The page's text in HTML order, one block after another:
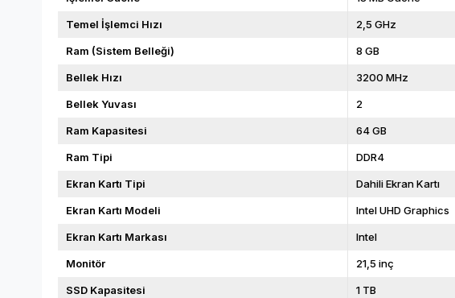
Temel İşlemci Hızı 2,5 GHz
Ram (Sistem Belleği) 8 GB
Bellek Hızı 3200 MHz
Bellek Yuvası 2
Ram Kapasitesi 64 GB
Ram Tipi DDR4
Ekran Kartı Tipi Dahili Ekran Kartı
Ekran Kartı Modeli Intel UHD Graphics
Ekran Kartı Markası Intel
Monitör 21,5 inç
SSD Kapasitesi 1 TB